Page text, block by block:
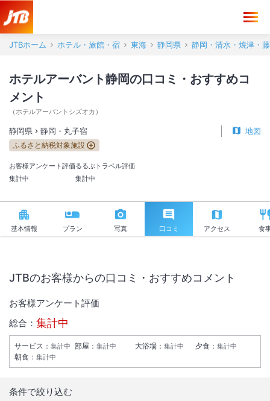
JTBホーム ホテル・旅館・宿 東海 静岡県 静岡・清水・焼津・
ホテルアーバント静岡の口コミ・おすすめコ
メント
（ホテルアーバントシズオカ ）
静岡県 静岡・丸子宿 地図
ふるさと納税対象施設
お客様アンケート評価
集計中
るるぶトラベル評価
集計中
基本情報 プラン 写真 口コミ アクセス 食
JTBのお客様からの口コミ・おすすめコメント
お客様アンケート評価
総合： 集計中
サービス ： 集計中 部屋 ： 集計中 大浴場 ： 集計中 夕食 ： 集計中
朝食 ： 集計中
条件で絞り込む